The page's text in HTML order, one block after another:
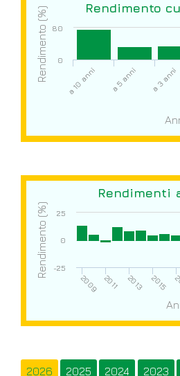
Rendimento (%) Rendimento
a 10 anni a 5 anni a 3 anni
0
80
Rendimento (%)
Rendimenti
2009 2011 2013 2015
0
-25
25
2026 2025 2024 2023